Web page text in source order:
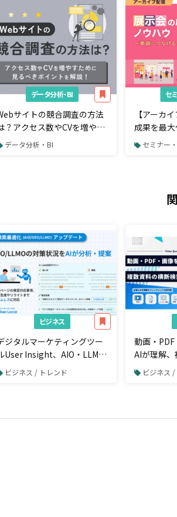
データ分析・BI
サイトの競合調査の方法
？アクセス数やCVを増やす
めに見るべきポイント
データ分析・BI
セ
【アーカ
成果を最
商談につな
セミナー
ビジネス
ジタルマーケティングツー
User Insight、AIO・LLMO
策状況チェックから改善策
提案までを「LLMOダッシュ
ビジネス / トレンド
動画・
AIが理解
索に対応
ビジネス /